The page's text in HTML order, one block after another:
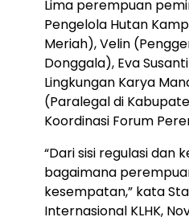
Lima perempuan
Pengelola Hutan
Meriah), Velin
Donggala), Eva
Lingkungan Karya
(Paralegal di
Koordinasi Forum
“Dari sisi regulasi dan
bagaimana
kesempatan,” kata
Internasional KLHK,